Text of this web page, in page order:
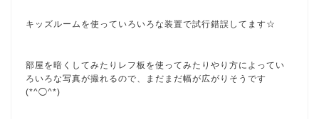
キッズルームを使っていろいろな装置で試行錯誤してます☆
部屋を暗くしてみたりレフ板を使ってみたりやり方によってい
ろいろな写真が撮れるので、まだまだ幅が広がりそうです
(*^◯^*)